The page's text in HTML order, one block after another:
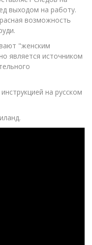
выходом на работу.
возможность
"женским
является источником
на русском